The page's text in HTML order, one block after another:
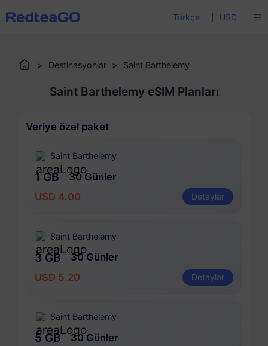
Türkçe USD
> Destinasyonlar > Saint Barthelemy
Saint Barthelemy eSIM Planları
Veriye özel paket
Saint Barthelemy
1 GB
30 Günler
USD 4.00
Detaylar
Saint Barthelemy
3 GB
30 Günler
USD 5.20
Detaylar
Saint Barthelemy
5 GB
30 Günler